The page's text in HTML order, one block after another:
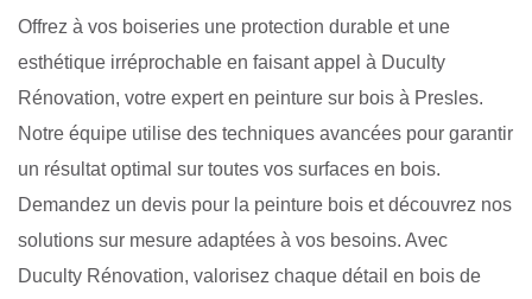
Offrez à vos boiseries une protection durable et une
esthétique irréprochable en faisant appel à Duculty
Rénovation, votre expert en peinture sur bois à Presles.
Notre équipe utilise des techniques avancées pour garantir
un résultat optimal sur toutes vos surfaces en bois.
Demandez un devis pour la peinture bois et découvrez nos
solutions sur mesure adaptées à vos besoins. Avec
Duculty Rénovation, valorisez chaque détail en bois de